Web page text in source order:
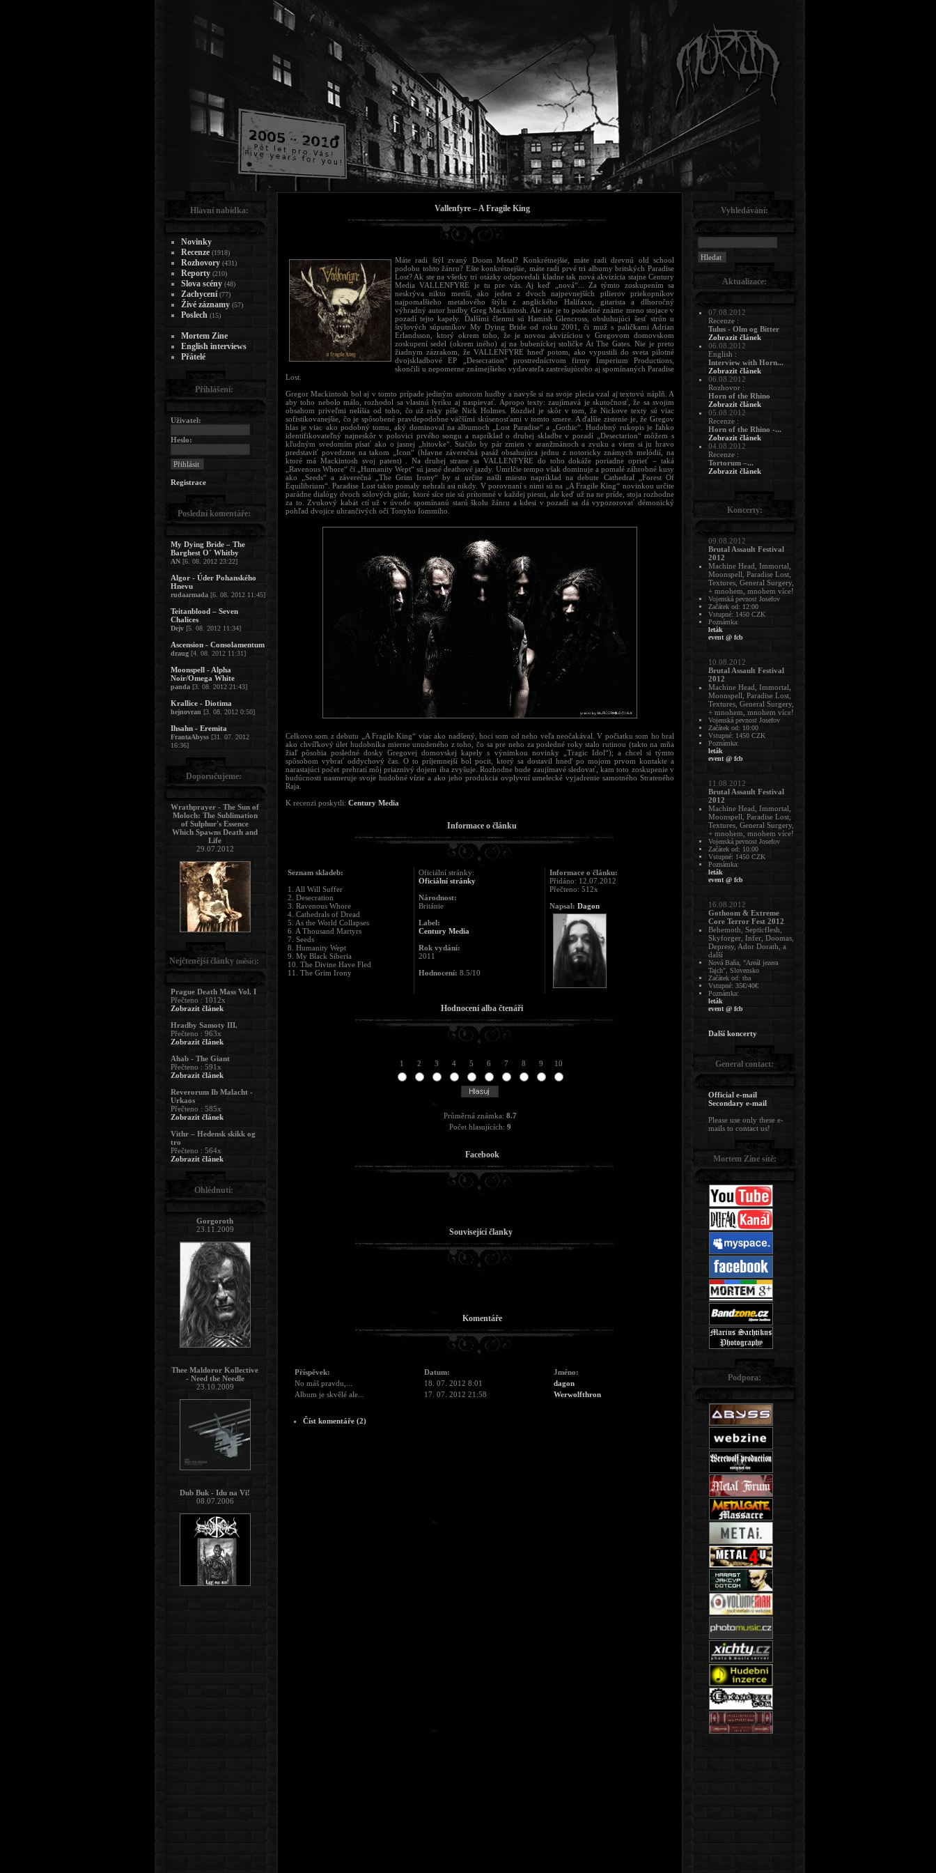
Vallenfyre – A Fragile King
Máte radi štýl zvaný Doom Metal? Konkrétnejšie, máte radi drevnú old school
podobu tohto žánru? Ešte konkrétnejšie, máte radi prvé tri albumy britských Paradise
Lost? Ak ste na všetky tri otázky odpovedali kladne tak nová akvizícia stajne Century
Media VALLENFYRE je tu pre vás. Aj keď „nová“... Za týmto zoskupením sa
neskrýva nikto menší, ako jeden z dvoch najpevnejších pilierov priekopníkov
najpomalšieho metalového štýlu z anglického Halifaxu, gitarista a dlhoročný
výhradný autor hudby Greg Mackintosh. Ale nie je to posledné známe meno stojace v
pozadí tejto kapely. Ďalšími členmi sú Hamish Glencross, obsluhujúci šesť strún u
štýlových súputníkov My Dying Bride od roku 2001, či muž s paličkami Adrian
Erlandsson, ktorý okrem toho, že je novou akvizíciou v Gregovom domovskom
zoskupení sedel (okrem iného) aj na bubeníckej stoličke At The Gates. Nie je preto
žiadnym zázrakom, že VALLENFYRE hneď potom, ako vypustili do sveta pilotné
dvojskladbové EP „Desecration“ prostredníctvom firmy Imperium Productions,
skončili u nepomerne známejšieho vydavateľa zastrešujúceho aj spomínaných Paradise
Lost.
Gregor Mackintosh bol aj v tomto prípade jediným autorom hudby a navyše si na svoje plecia vzal aj textovú náplň. A
aby toho nebolo málo, rozhodol sa vlastnú lyriku aj naspievať. Apropo texty: zaujímavá je skutočnosť, že sa svojim
obsahom priveľmi nelíšia od toho, čo už roky píše Nick Holmes. Rozdiel je skôr v tom, že Nickove texty sú viac
sofistikovanejšie, čo je spôsobené pravdepodobne väčšími skúsenosťami v tomto smere. A ďalšie zistenie je, že Gregov
hlas je viac ako podobný tomu, aký dominoval na albumoch „Lost Paradise“ a „Gothic“. Hudobný rukopis je ľahko
identifikovateľný najneskôr v polovici prvého songu a napríklad o druhej skladbe v poradí „Desectarion“ môžem s
kľudným svedomím písať ako o jasnej „hitovke“. Stačilo by pár zmien v aranžmánoch a zvuku a viem si ju hravo
predstaviť povedzme na takom „Icon“ (hlavne záverečná pasáž obsahujúca jednu z notoricky známych melódií, na
ktoré má Mackintosh svoj patent) . Na druhej strane sa VALLENFYRE do toho dokáže poriadne oprieť – taká
„Ravenous Whore“ či „Humanity Wept“ sú jasné deathové jazdy. Umrlčie tempo však dominuje a pomalé záhrobné kusy
ako „Seeds“ a záverečná „The Grim Irony“ by si určite našli miesto napríklad na debute Cathedral „Forest Of
Equilibrium“. Paradise Lost takto pomaly nehrali asi nikdy. V porovnaní s nimi sú na „A Fragile King“ novinkou určite
parádne dialógy dvoch sólových gitár, ktoré síce nie sú prítomné v každej piesni, ale keď už na ne príde, stoja rozhodne
za to. Zvukový kabát ctí už v úvode spomínanú starú školu žánru a kdesi v pozadí sa dá vypozorovať démonický
pohľad dvojice uhrančivých očí Tonyho Iommiho.
Celkovo som z debutu „A Fragile King“ viac ako nadšený, hoci som od neho veľa neočakával. V počiatku som ho bral
ako chvíľkový úlet hudobníka mierne unudeného z toho, čo sa pre neho za posledné roky stalo rutinou (takto na mňa
žiaľ pôsobia posledné dosky Gregovej domovskej kapely s výnimkou novinky „Tragic Idol“); a chcel si týmto
spôsobom vybrať oddychový čas. O to príjemnejší bol pocit, ktorý sa dostavil hneď po mojom prvom kontakte a
narastajúci počet prehratí môj priaznivý dojem iba zvyšuje. Rozhodne bude zaujímavé sledovať, kam toto zoskupenie v
budúcnosti nasmeruje svoje hudobné vízie a ako jeho produkcia ovplyvní umelecké vyjadrenie samotného Strateného
Raja.
K recenzi poskytli: Century Media
Informace o článku
Seznam skladeb:
1. All Will Suffer
2. Desecration
3. Ravenous Whore
4. Cathedrals of Dread
5. As the World Collapses
6. A Thousand Martyrs
7. Seeds
8. Humanity Wept
9. My Black Siberia
10. The Divine Have Fled
11. The Grim Irony
Oficiální stránky:
Oficiální stránky
Národnost:
Británie
Label:
Century Media
Rok vydání:
2011
Hodnocení: 8.5/10
Informace o článku:
Přidáno: 12.07.2012
Přečteno: 512x
Napsal: Dagon
Hodnocení alba čtenáři
1 2 3 4 5 6 7 8 9 10
Průměrná známka: 8.7
Počet hlasujících: 9
Facebook
Související članky
Komentáře
Příspěvek: Datum:
Jméno:
No máš pravdu,...
18. 07. 2012 8:01
dagon
Album je skvělé ale...
17. 07. 2012 21:58 Werwolfthron
Číst komentáře (2)
Hlavní nabídka:
Novinky
Recenze (1918)
Rozhovory (431)
Reporty (210)
Slova scény (48)
Zachycení (77)
Živé záznamy (57)
Poslech (15)
Mortem Zine
English interviews
Přátelé
Přihlášení:
Uživatel:
Heslo:
Registrace
Poslední komentáře:
My Dying Bride – The
Barghest O´ Whitby
AN [6. 08. 2012 23:22]
Algor - Úder Pohanského
Hnevu
rudaarmada [6. 08. 2012 11:45]
Teitanblood – Seven
Chalices
Dejv [5. 08. 2012 11:34]
Ascension - Consolamentum
draug [4. 08. 2012 11:31]
Moonspell - Alpha
Noir/Omega White
panda [3. 08. 2012 21:43]
Krallice - Diotima
hejnovran [3. 08. 2012 0:50]
Ihsahn - Eremita
FrantaAbyss [31. 07. 2012
16:36]
Doporučujeme:
Wrathprayer - The Sun of
Moloch: The Sublimation
of Sulphur's Essence
Which Spawns Death and
Life
29.07.2012
Nejčtenější články (měsíc):
Prague Death Mass Vol. I
Přečteno : 1012x
Zobrazit článek
Hradby Samoty III.
Přečteno : 963x
Zobrazit článek
Ahab - The Giant
Přečteno : 591x
Zobrazit článek
Reverorum Ib Malacht -
Urkaos
Přečteno : 585x
Zobrazit článek
Vithr – Hedensk skikk og
tro
Přečteno : 564x
Zobrazit článek
Ohlédnutí:
Gorgoroth
23.11.2009
Thee Maldoror Kollective
- Need the Needle
23.10.2009
Dub Buk - Idu na Vi!
08.07.2006
Vyhledávání:
Aktualizace:
07.08.2012
Recenze :
Tulus - Olm og Bitter
Zobrazit článek
06.08.2012
English :
Interview with Horn...
Zobrazit článek
06.08.2012
Rozhovor :
Horn of the Rhino
Zobrazit článek
05.08.2012
Recenze :
Horn of the Rhino -...
Zobrazit článek
04.08.2012
Recenze :
Tortorum –...
Zobrazit článek
Koncerty:
09.08.2012
Brutal Assault Festival
2012
Machine Head, Immortal,
Moonspell, Paradise Lost,
Textures, General Surgery,
+ mnohem, mnohem více!
Vojenská pevnost Josefov
Začátek od: 12:00
Vstupné: 1450 CZK
Poznámka:
leták
event @ fcb
10.08.2012
Brutal Assault Festival
2012
Machine Head, Immortal,
Moonspell, Paradise Lost,
Textures, General Surgery,
+ mnohem, mnohem více!
Vojenská pevnost Josefov
Začátek od: 10:00
Vstupné: 1450 CZK
Poznámka:
leták
event @ fcb
11.08.2012
Brutal Assault Festival
2012
Machine Head, Immortal,
Moonspell, Paradise Lost,
Textures, General Surgery,
+ mnohem, mnohem více!
Vojenská pevnost Josefov
Začátek od: 10:00
Vstupné: 1450 CZK
Poznámka:
leták
event @ fcb
16.08.2012
Gothoom & Extreme
Core Terror Fest 2012
Behemoth, Septicflesh,
Skyforger, Infer, Doomas,
Depresy, Ador Dorath, a
další
Nová Baňa, "Areál jezera
Tajch", Slovensko
Začátek od: tba
Vstupné: 35€/40€
Poznámka:
leták
event @ fcb
Další koncerty
General contact:
Official e-mail
Secondary e-mail
Please use only these e-
mails to contact us!
Mortem Zine sítě:
Podpora: